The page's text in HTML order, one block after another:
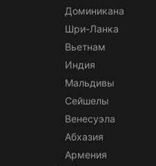
Доминикана
Шри-Ланка
Вьетнам
Индия
Мальдивы
Сейшелы
Венесуэла
Абхазия
Армения